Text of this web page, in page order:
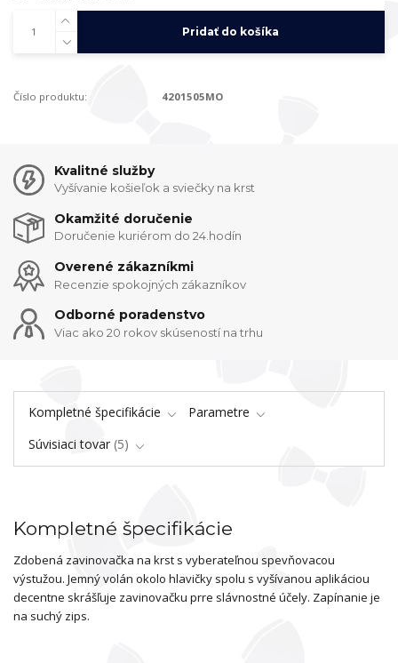
Pridať do košíka
Číslo produktu: 4201505MO
Kvalitné služby
Vyšívanie košieľok a sviečky na krst
Okamžité doručenie
Doručenie kuriérom do 24.hodín
Overené zákazníkmi
Recenzie spokojných zákazníkov
Odborné poradenstvo
Viac ako 20 rokov skúseností na trhu
Kompletné špecifikácie
Parametre
Súvisiaci tovar 5
Kompletné špecifikácie
Zdobená zavinovačka na krst s vyberateľnou spevňovacou
výstužou. Jemný volán okolo hlavičky spolu s vyšívanou aplikáciou
decentne skrášľuje zavinovačku prre slávnostné účely. Zapínanie je
na suchý zips.